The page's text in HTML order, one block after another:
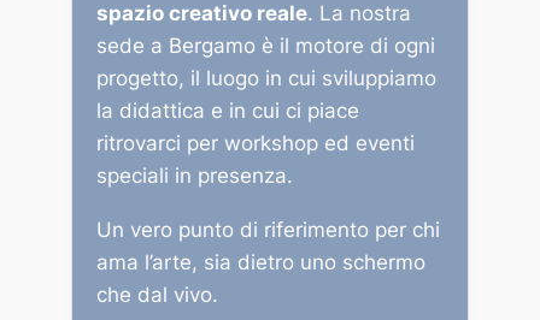
spazio creativo reale. La nostra
sede a Bergamo è il motore di ogni
progetto, il luogo in cui sviluppiamo
la didattica e in cui ci piace
ritrovarci per workshop ed eventi
speciali in presenza.
Un vero punto di riferimento per chi
ama l’arte, sia dietro uno schermo
che dal vivo.